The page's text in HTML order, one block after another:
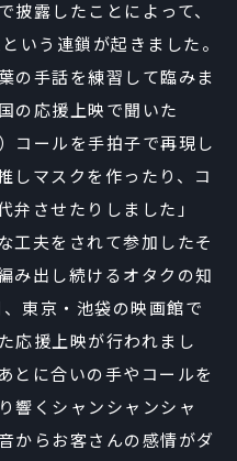
露したことによって、
いう連鎖が起きました。
の手話を練習して臨みま
の応援上映で聞いた
ールを手拍子で再現し
しマスクを作ったり、コ
弁させたりしました」
工夫をされて参加したそ
み出し続けるオタクの知
東京・池袋の映画館で
応援上映が行われまし
とに合いの手やコールを
響くシャンシャンシャ
からお客さんの感情がダ